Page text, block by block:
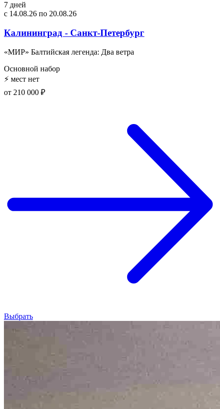
7 дней
с 14.08.26 по 20.08.26
Калининград - Санкт-Петербург
«МИР» Балтийская легенда: Два ветра
Основной набор
⚡ мест нет
от 210 000 ₽
Выбрать